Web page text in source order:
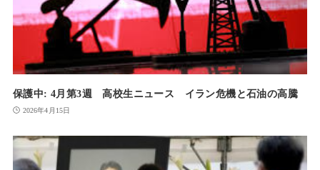
保護中: 4月第3週 高校生ニュース イラン危機と石油の高騰
2026年4月15日